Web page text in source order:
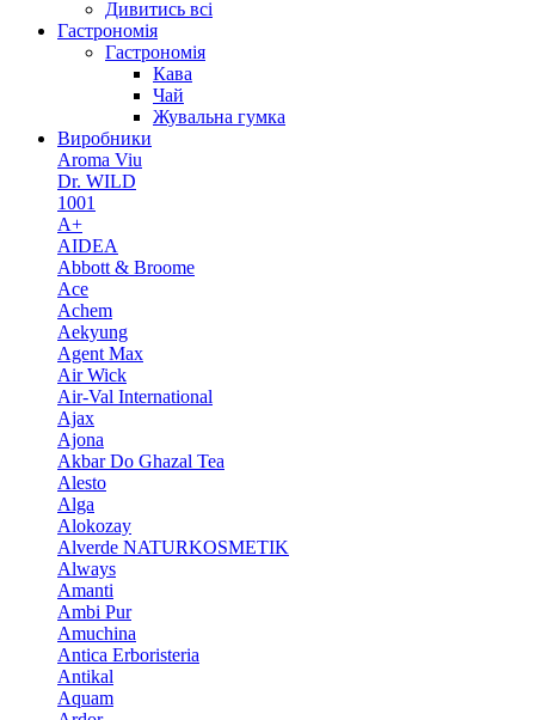
Дивитись всі
Гастрономія
Гастрономія
Кава
Чай
Жувальна гумка
Виробники
Aroma Viu
Dr. WILD
1001
A+
AIDEA
Abbott & Broome
Ace
Achem
Aekyung
Agent Max
Air Wick
Air-Val International
Ajax
Ajona
Akbar Do Ghazal Tea
Alesto
Alga
Alokozay
Alverde NATURKOSMETIK
Always
Amanti
Ambi Pur
Amuchina
Antica Erboristeria
Antikal
Aquam